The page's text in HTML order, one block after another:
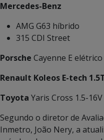
Mercedes-Benz
AMG G63 híbrido
315 CDI Street
Porsche Cayenne E elétrico
Renault Koleos E-tech
Toyota Yaris Cross 1.5-
Segundo o diretor de
Inmetro, João Nery, a